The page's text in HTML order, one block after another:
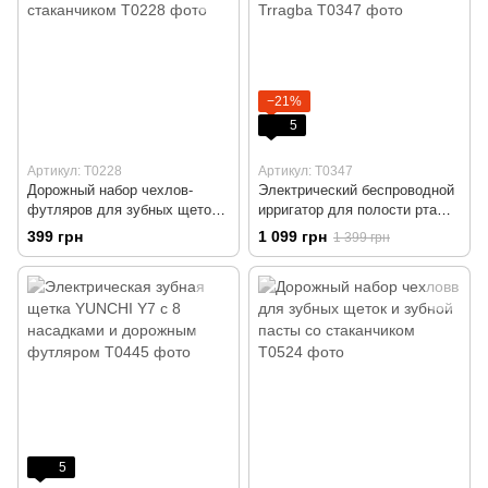
Артикул: Т0228
Дорожный набор чехлов-
футляров для зубных щеток и
зубной пасты со стаканчиком
399 грн
−21%
5
Артикул: T0347
Электрический беспроводной
ирригатор для полости рта
COSLUS Trragba
1 099 грн 1 399 грн
5